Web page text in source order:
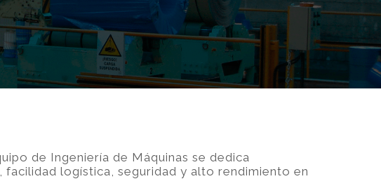
de Ingeniería de Máquinas se dedica
logística, seguridad y alto rendimiento en